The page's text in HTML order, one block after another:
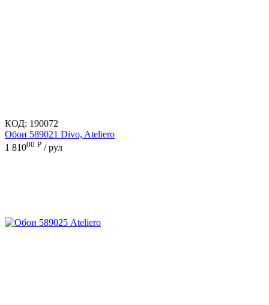
КОД: 190072
Обои 589021 Divo, Ateliero
1 81000 Р / рул